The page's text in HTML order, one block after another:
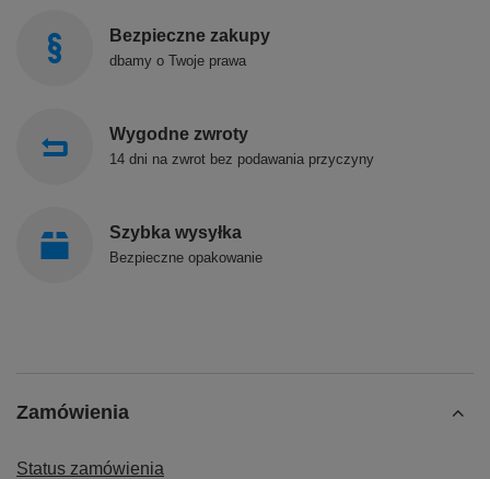
Bezpieczne zakupy
dbamy o Twoje prawa
Wygodne zwroty
14 dni na zwrot bez podawania przyczyny
Szybka wysyłka
Bezpieczne opakowanie
Zamówienia
Status zamówienia